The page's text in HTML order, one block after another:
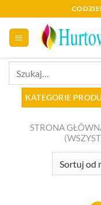
to
content
KATEGORIE
STRONA